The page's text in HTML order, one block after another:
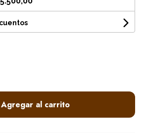
Agregar al carrito